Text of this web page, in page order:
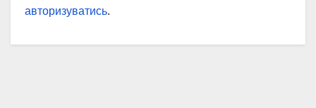
авторизуватись.